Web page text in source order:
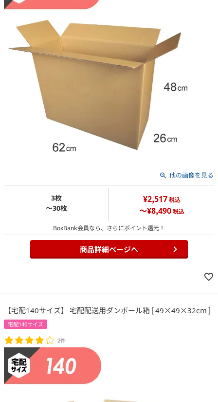
他の画像を見る
3枚
～30枚
¥2,517 税込
～¥8,490 税込
BoxBank会員なら、さらにポイント還元！
商品詳細ページへ
【宅配140サイズ】 宅配配送用ダンボール箱 [ 49×49×32cm ]
宅配140サイズ
2件